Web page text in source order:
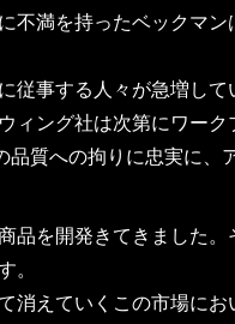
不満を持ったベックマ
従事する人々が急増し
ィング社は次第にワーク
質への拘りに忠実に
品を開発きてきました
。
消えていくこの市場に